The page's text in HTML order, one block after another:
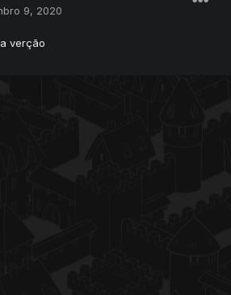
9, 2020
verção